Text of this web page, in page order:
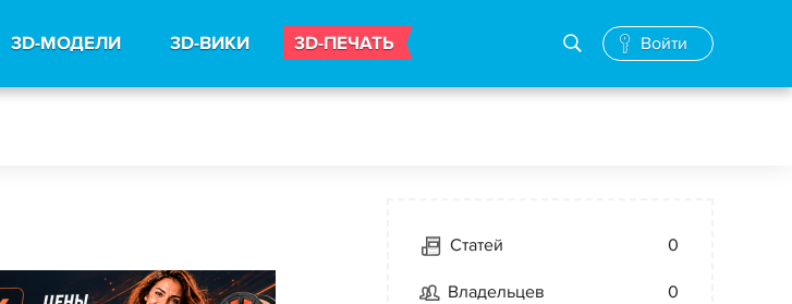
3D-МОДЕЛИ 3D-ВИКИ 3D-ПЕЧАТЬ Войти
Статей 0
Владельцев 0